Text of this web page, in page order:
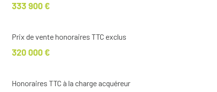
333 900 €
Prix de vente honoraires TTC exclus
320 000 €
Honoraires TTC à la charge acquéreur